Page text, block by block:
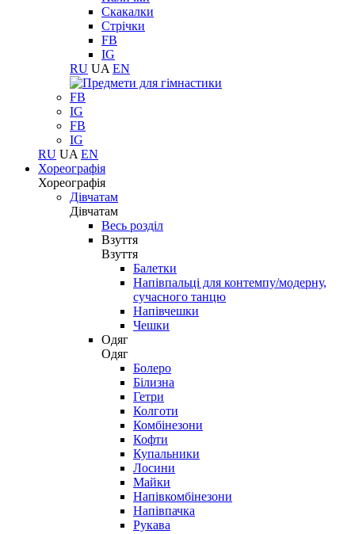
Скакалки
Стрічки
FB
IG
RU UA EN
FB
IG
FB
IG
RU UA EN
Хореографія
Хореографія
Дівчатам
Дівчатам
Весь розділ
Взуття
Взуття
Балетки
Напівпальці для контемпу/модерну,
сучасного танцю
Напівчешки
Чешки
Одяг
Одяг
Болеро
Білизна
Гетри
Колготи
Комбінезони
Кофти
Купальники
Лосини
Майки
Напівкомбінезони
Напівпачка
Рукава